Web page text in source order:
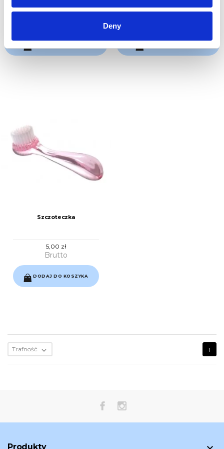
Deny
Szczoteczka
5,00 zł
Brutto
DODAJ DO KOSZYKA
Trafność  1
Produkty